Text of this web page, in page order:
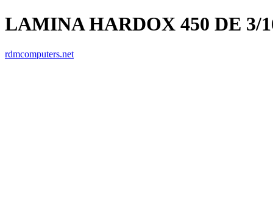
LAMINA HARDOX 450 DE 3/
rdmcomputers.net